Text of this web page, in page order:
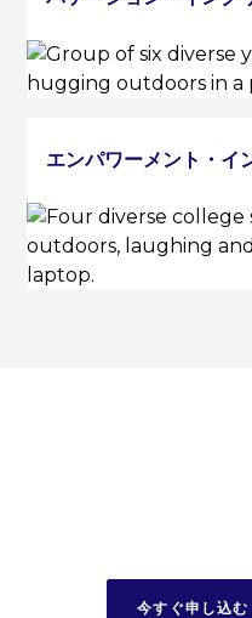
エンパワーメント・イ
今すぐ申し込む